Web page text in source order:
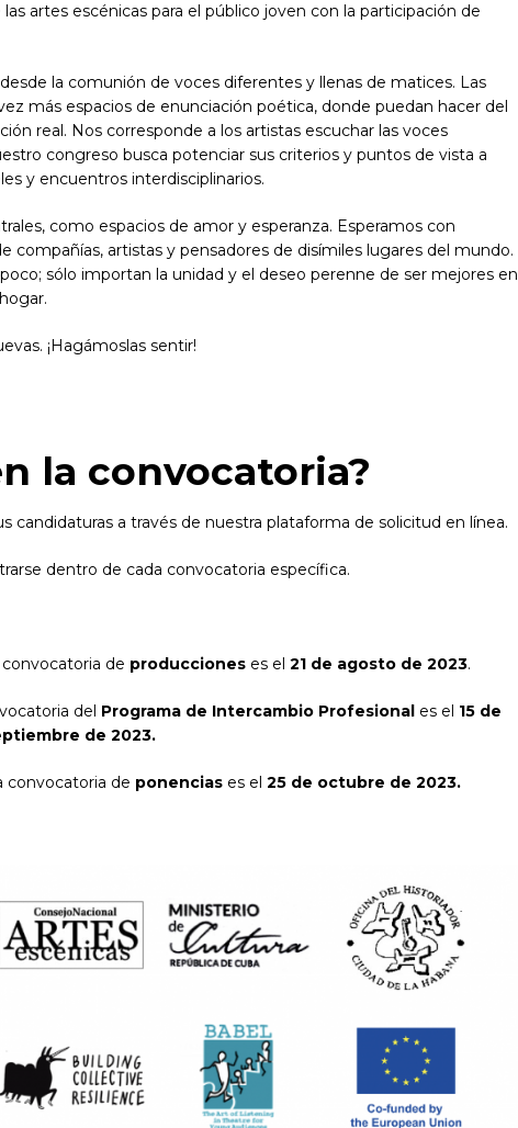
artes escénicas para el público joven con la participación de
la comunión de voces diferentes y llenas de matices. Las
más espacios de enunciación poética, donde puedan hacer del
real. Nos corresponde a los artistas escuchar las voces
congreso busca potenciar sus criterios y puntos de vista a
y encuentros interdisciplinarios.
como espacios de amor y esperanza. Esperamos con
compañías, artistas y pensadores de disímiles lugares del mundo.
sólo importan la unidad y el deseo perenne de ser mejores en
¡Hagámoslas sentir!
la convocatoria?
candidaturas a través de nuestra plataforma de solicitud en línea.
dentro de cada convocatoria específica.
de produccioneses el 21de agosto de 2023.
del Programa de Intercambio Profesional es el 15 de
de 2023.
convocatoria de ponencias es el 25 de octubre de 2023.